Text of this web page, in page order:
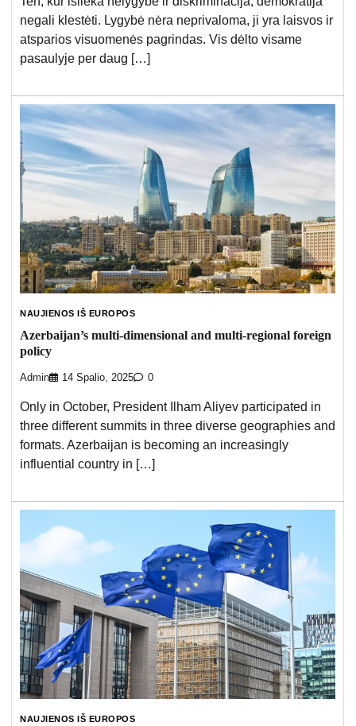
negali klestėti. Lygybė nėra neprivaloma, ji yra laisvos ir
atsparios visuomenės pagrindas. Vis dėlto visame
pasaulyje per daug […]
NAUJIENOS IŠ EUROPOS
Azerbaijan’s multi-dimensional and multi-regional foreign
policy
Admin 14 Spalio, 2025 0
Only in October, President Ilham Aliyev participated in
three different summits in three diverse geographies and
formats. Azerbaijan is becoming an increasingly
influential country in […]
NAUJIENOS IŠ EUROPOS